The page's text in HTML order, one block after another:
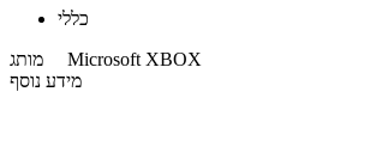
כללי
מותג Microsoft XBOX
מידע נוסף